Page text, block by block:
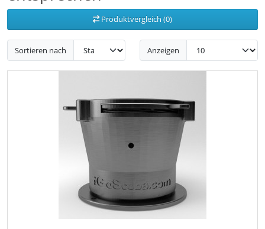
Produktvergleich (0)
Sortieren nach Anzeigen